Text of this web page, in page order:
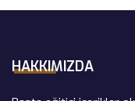
HAKKIMIZDA